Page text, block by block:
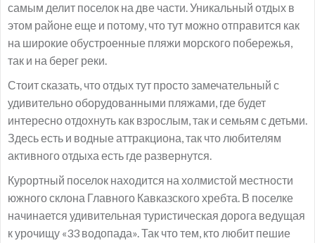
самым делит поселок на две части. Уникальный отдых в
этом районе еще и потому, что тут можно отправится как
на широкие обустроенные пляжи морского побережья,
так и на берег реки.
Стоит сказать, что отдых тут просто замечательный с
удивительно оборудованными пляжами, где будет
интересно отдохнуть как взрослым, так и семьям с детьми.
Здесь есть и водные аттракциона, так что любителям
активного отдыха есть где развернутся.
Курортный поселок находится на холмистой местности
южного склона Главного Кавказского хребта. В поселке
начинается удивительная туристическая дорога ведущая
к урочищу «33 водопада». Так что тем, кто любит пешие